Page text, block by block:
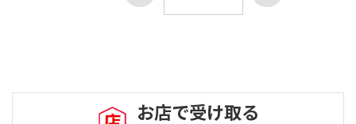
お店で受け取る